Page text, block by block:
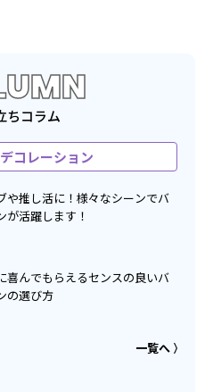
ちコラム
コレーション
や推し活に！様々なシーンでバ
が活躍します！
喜んでもらえるセンスの良いバ
の選び方
一覧へ